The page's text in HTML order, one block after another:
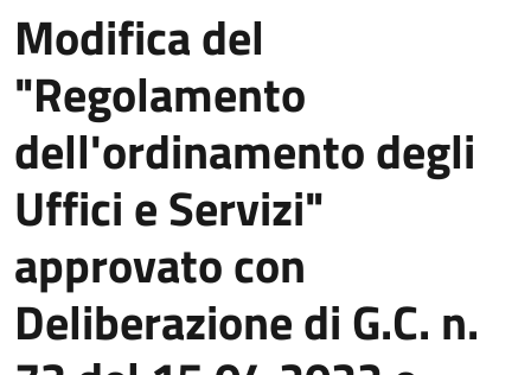
Modifica del
"Regolamento
dell'ordinamento degli
Uffici e Servizi"
approvato con
Deliberazione di G.C. n.